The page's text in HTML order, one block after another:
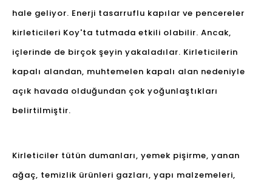
hale geliyor. Enerji tasarruflu kapılar ve pencereler
kirleticileri Koy'ta tutmada etkili olabilir. Ancak,
içlerinde de birçok şeyin yakaladılar. Kirleticilerin
kapalı alandan, muhtemelen kapalı alan nedeniyle
açık havada olduğundan çok yoğunlaştıkları
belirtilmiştir.
Kirleticiler tütün dumanları, yemek pişirme, yanan
ağaç, temizlik ürünleri gazları, yapı malzemeleri,